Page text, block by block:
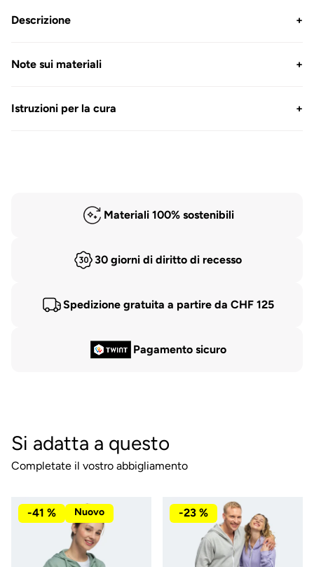
Descrizione +
Note sui materiali +
Istruzioni per la cura +
Materiali 100% sostenibili
30 giorni di diritto di recesso
Spedizione gratuita a partire da CHF 125
Pagamento sicuro
Si adatta a questo
Completate il vostro abbigliamento
-41 % Nuovo -23 %